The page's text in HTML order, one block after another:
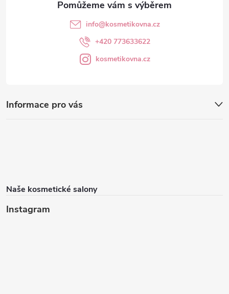
Informace pro vás
Naše kosmetické salony
Instagram
info@kosmetikovna.cz
+420 773633622
kosmetikovna.cz